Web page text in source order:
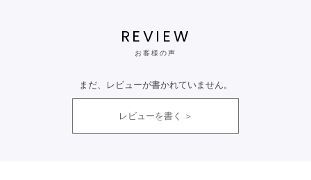
REVIEW
お客様の声
まだ、レビューが書かれていません。
レビューを書く